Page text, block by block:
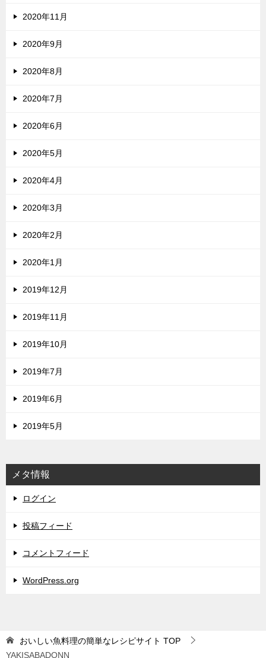
2020年11月
2020年9月
2020年8月
2020年7月
2020年6月
2020年5月
2020年4月
2020年3月
2020年2月
2020年1月
2019年12月
2019年11月
2019年10月
2019年7月
2019年6月
2019年5月
メタ情報
ログイン
投稿フィード
コメントフィード
WordPress.org
おいしい魚料理の簡単なレシピサイト TOP
YAKISABADONN